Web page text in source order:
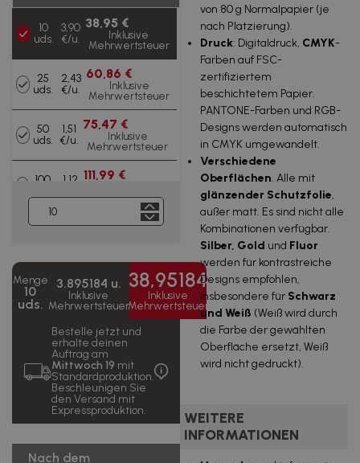
10
uds.
3,90
€/u.
38,95 €
Inklusive
Mehrwertsteuer
25
uds.
2,43
€/u.
60,86 €
Inklusive
Mehrwertsteuer
50
uds.
1,51
€/u.
75,47 €
Inklusive
Mehrwertsteuer
100
1,12 111,99 €
Mehrwertsteuer
250
1,02 255,62 €
500
uds.
0,97
€/u.
486,90 €
Inklusive
Mehrwertsteuer
1000
uds.
0,67
€/u.
671,92 €
Inklusive
Mehrwertsteuer
2500
uds.
0,67
€/u.
1.679,80 €
Inklusive
Mehrwertsteuer
uds.
€/u.
3.359,60 €
Menge
10
uds.
3.895184 u.
Inklusive
Mehrwertsteuer
38,95184
Inklusive
Mehrwertsteuer
Bestelle jetzt und
erhalte deinen
Auftrag am
Mittwoch 19 mit
Standardproduktion.
Beschleunigen Sie
den Versand mit
Expressproduktion.
Nach dem
von 80 g Normalpapier (je
nach Platzierung).
Druck: Digitaldruck, CMYK-
Farben auf FSC-
zertifiziertem
beschichtetem Papier.
PANTONE-Farben und RGB-
Designs werden automatisch
in CMYK umgewandelt.
Verschiedene
Oberflächen. Alle mit
glänzender Schutzfolie,
außer matt. Es sind nicht alle
Kombinationen verfügbar.
Silber, Gold und Fluor
werden für kontrastreiche
Designs empfohlen,
insbesondere für Schwarz
und Weiß (Weiß wird durch
die Farbe der gewählten
Oberfläche ersetzt, Weiß
wird nicht gedruckt).
WEITERE
INFORMATIONEN